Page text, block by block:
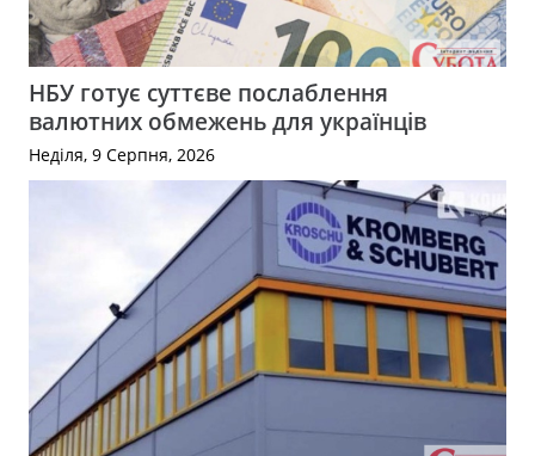
НБУ готує суттєве послаблення
валютних обмежень для українців
Неділя, 9 Серпня, 2026